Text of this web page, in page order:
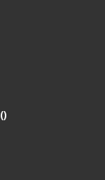
()